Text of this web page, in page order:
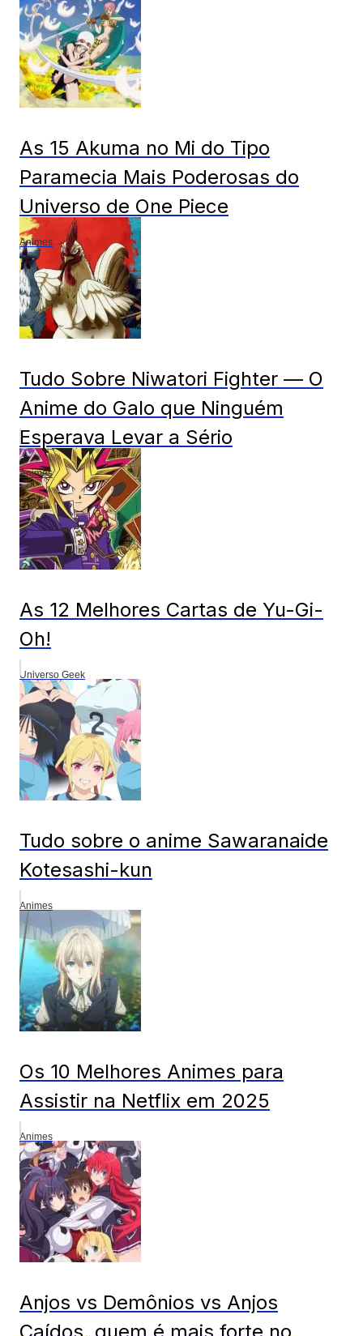
As 15 Akuma no Mi do Tipo
Paramecia Mais Poderosas do
Universo de One Piece
Animes
Tudo Sobre Niwatori Fighter — O
Anime do Galo que Ninguém
Esperava Levar a Sério
Animes
As 12 Melhores Cartas de Yu-Gi-
Oh!
Universo Geek
Tudo sobre o anime Sawaranaide
Kotesashi-kun
Animes
Os 10 Melhores Animes para
Assistir na Netflix em 2025
Animes
Anjos vs Demônios vs Anjos